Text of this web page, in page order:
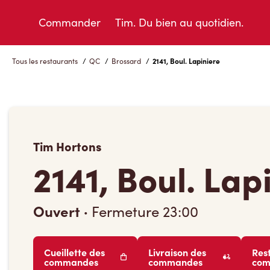
Commander Tim. Du bien au quotidien.
Tous les restaurants / QC / Brossard / 2141, Boul. Lapiniere
Tim Hortons
2141, Boul.
Ouvert · Fermeture 23:00
Cueillette des
commandes
Livraison des
commandes